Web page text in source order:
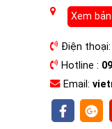
Xem
Điện thoại:
Hotline :
Email: